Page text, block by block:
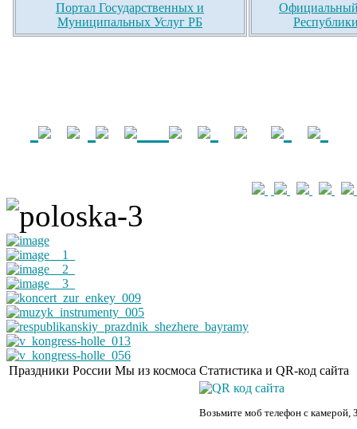
Портал Государственных и
Муниципальных Услуг РБ
Официальный
Праздники России Мы из космоса Статистика и QR-код сайта
Возьмите моб телефон с камерой,